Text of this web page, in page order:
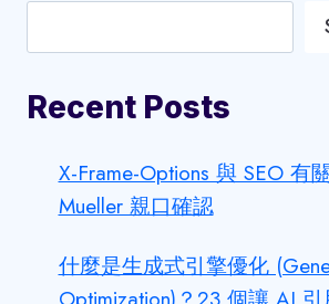
Recent Posts
X-Frame-Options 與 SEO 有
Mueller 親口確認
什麼是生成式引擎優化